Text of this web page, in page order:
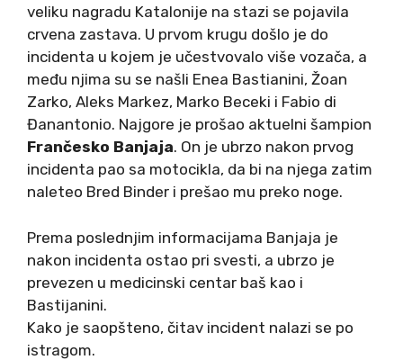
veliku nagradu Katalonije na stazi se pojavila
crvena zastava. U prvom krugu došlo je do
incidenta u kojem je učestvovalo više vozača, a
među njima su se našli Enea Bastianini, Žoan
Zarko, Aleks Markez, Marko Beceki i Fabio di
Đanantonio. Najgore je prošao aktuelni šampion
Frančesko Banjaja. On je ubrzo nakon prvog
incidenta pao sa motocikla, da bi na njega zatim
naleteo Bred Binder i prešao mu preko noge.
Prema poslednjim informacijama Banjaja je
nakon incidenta ostao pri svesti, a ubrzo je
prevezen u medicinski centar baš kao i
Bastijanini.
Kako je saopšteno, čitav incident nalazi se po
istragom.